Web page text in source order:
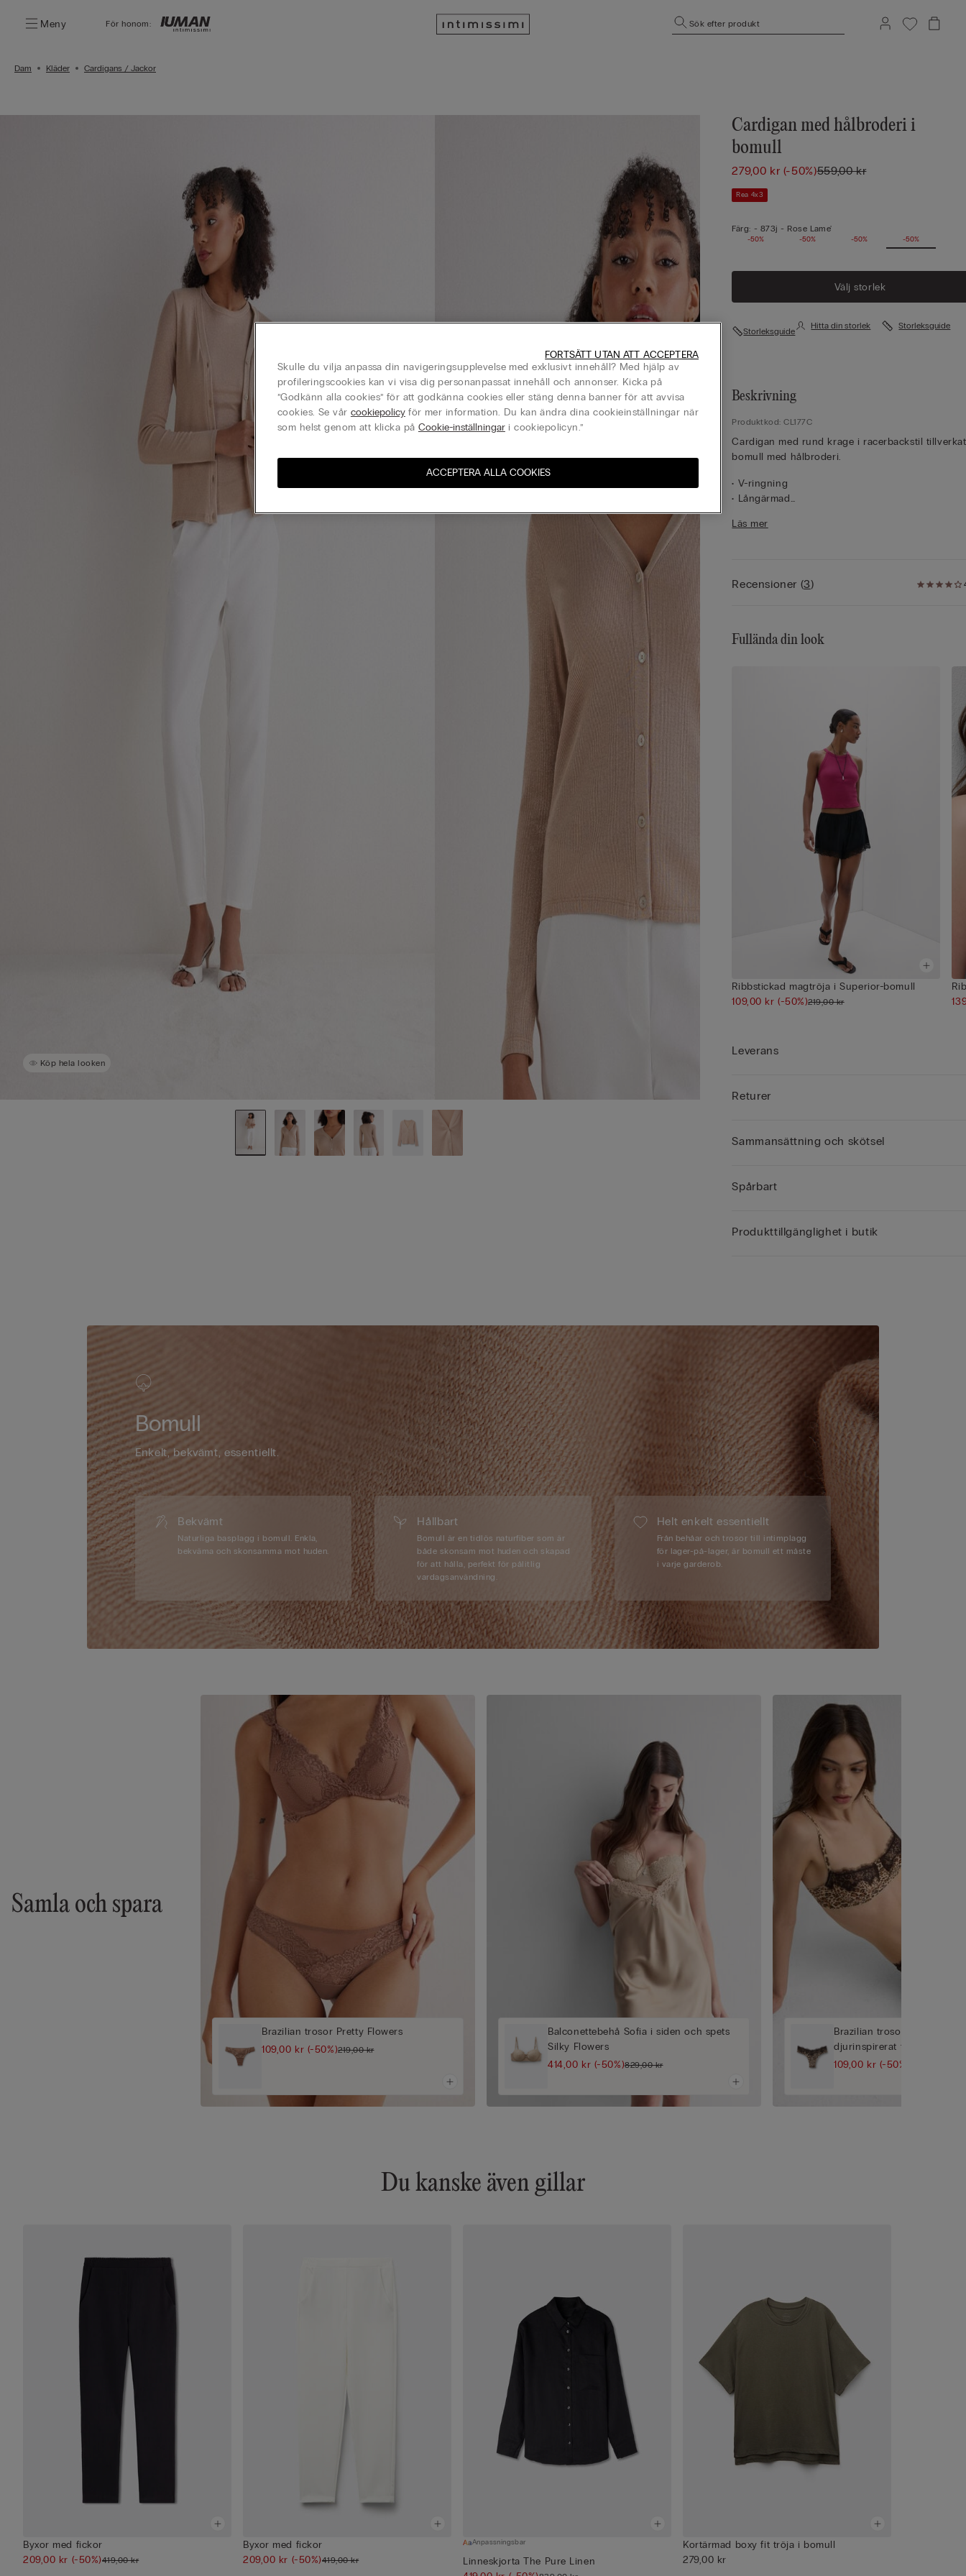
Meny För honom: Sök efter produkt
Dam Kläder Cardigans / Jackor
Köp hela looken
Cardigan med hålbroderi i
bomull
279,00 kr (-50%)559,00 kr
Rea 4x3
Färg: - 873j - Rose Lame'
-50% -50% -50% -50%
Välj storlek
Storleksguide
Hitta din storlek Storleksguide
Beskrivning
Produktkod: CL177C
Cardigan med rund krage i racerbackstil
bomull med hålbroderi.
• V-ringning
• Långärmad
• Modellen är 175 cm lång och har på sig storlek
Läs mer
Recensioner (3)
Fullända din look
Ribbstickad magtröja i Superior-bomull
109,00 kr (-50%)219,00 kr
Leverans
Returer
Sammansättning och skötsel
Spårbart
Produkttillgänglighet i butik
Bomull
Enkelt, bekvämt, essentiellt.
Bekvämt
Naturliga basplagg i bomull. Enkla,
bekväma och skonsamma mot huden.
Hållbart
Bomull är en tidlös naturfiber som är
både skonsam mot huden och skapad
för att hålla, perfekt för pålitlig
vardagsanvändning.
Helt enkelt essentiellt
Från behåar och trosor till intimplagg
för lager-på-lager, är bomull ett måste
i varje garderob.
Samla och spara
Brazilian trosor Pretty Flowers
109,00 kr (-50%)219,00 kr
Balconettebehå Sofia i siden och spets
Silky Flowers
414,00 kr (-50%)829,00 kr
Brazilian trosor i 80-
djurinspirerat tryck Simply
109,00 kr (-50%)
Du kanske även gillar
Byxor med fickor
209,00 kr (-50%)419,00 kr
Byxor med fickor
209,00 kr (-50%)419,00 kr
Anpassningsbar
Linneskjorta The Pure Linen
Kortärmad boxy fit tröja i bomull
279,00 kr
Skulle du vilja anpassa din navigeringsupplevelse med exklusivt innehåll? Med hjälp av
profileringscookies kan vi visa dig personanpassat innehåll och annonser. Kicka på
”Godkänn alla cookies” för att godkänna cookies eller stäng denna banner för att avvisa
cookies. Se vår cookiepolicyför mer information. Du kan ändra dina cookieinställningar när
som helst genom att klicka på Cookie-inställningari cookiepolicyn.”
ACCEPTERA ALLA COOKIES
FORTSÄTT UTAN ATT ACCEPTERA